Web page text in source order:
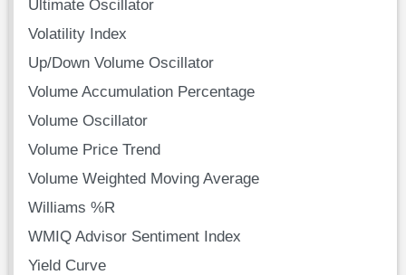
Ultimate Oscillator
Volatility Index
Up/Down Volume Oscillator
Volume Accumulation Percentage
Volume Oscillator
Volume Price Trend
Volume Weighted Moving Average
Williams %R
WMIQ Advisor Sentiment Index
Yield Curve